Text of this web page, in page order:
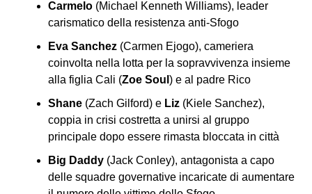
Carmelo(Michael Kenneth Williams), leader
carismatico della resistenza anti-Sfogo
Eva Sanchez(Carmen Ejogo), cameriera
coinvolta nella lotta per la sopravvivenza insieme
alla figlia Cali (Zoe Soul ) e al padre Rico
Shane(Zach Gilford) e Liz(Kiele Sanchez),
coppia in crisi costretta a unirsi al gruppo
principale dopo essere rimasta bloccata in città
Big Daddy(Jack Conley), antagonista a capo
delle squadre governative incaricate di aumentare